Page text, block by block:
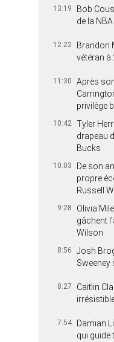
13:19
Bob
de la NBA
12:22
Brandon
vétéran à
11:30
Après
privilège
10:42 Tyler
drapeau
Bucks
10:03
De son
propre
Russell
9:28
Olivia
gâchent
Wilson
8:56
Josh
Sweeney
8:27
Caitlin
7:54
Damian
qui guide